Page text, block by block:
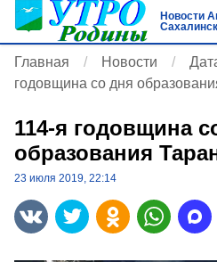
Новости
Главная Новости
годовщина со дня
114-я годовщина
образования
23 июля 2019, 22:14